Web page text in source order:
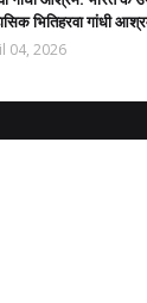
भितिहरवा गांधी
04, 2026